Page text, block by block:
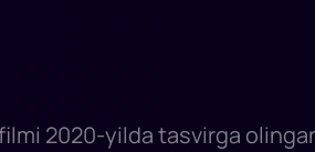
2020-yilda tasvirga